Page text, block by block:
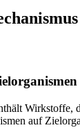
Wirkstoffe,
auf